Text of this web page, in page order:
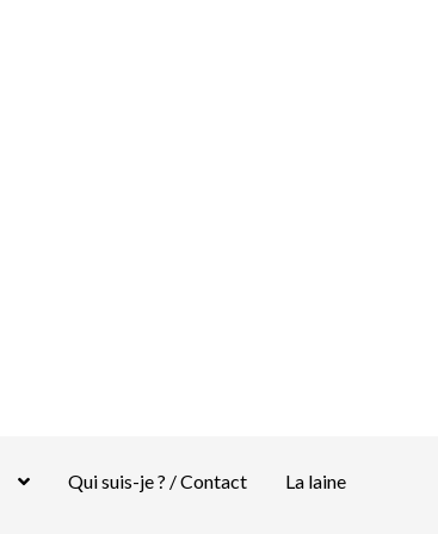
Qui suis-je ? / Contact La laine